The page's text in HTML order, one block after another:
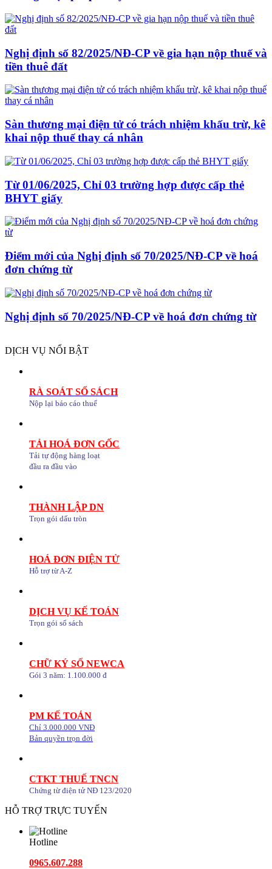
Nghị định số 82/2025/NĐ-CP về gia hạn nộp thuế và
tiền thuê đất
Sàn thương mại điện tử có trách nhiệm khấu trừ, kê
khai nộp thuế thay cá nhân
Từ 01/06/2025, Chỉ 03 trường hợp được cấp thẻ
BHYT giấy
Điểm mới của Nghị định số 70/2025/NĐ-CP về hoá
đơn chứng từ
Nghị định số 70/2025/NĐ-CP về hoá đơn chứng từ
DỊCH VỤ NỔI BẬT
RÀ SOÁT SỔ SÁCH
Nộp lại báo cáo thuế
TẢI HOÁ ĐƠN GỐC
Tải tự động hàng loạt
đầu ra đầu vào
THÀNH LẬP DN
Trọn gói dấu tròn
HOÁ ĐƠN ĐIỆN TỬ
Hỗ trợ từ A-Z
DỊCH VỤ KẾ TOÁN
Trọn gói sổ sách
CHỮ KÝ SỐ NEWCA
Gói 3 năm: 1.100.000 đ
PM KẾ TOÁN
Chỉ 3.000.000 VNĐ
Bản quyền trọn đời
CTKT THUẾ TNCN
Chứng từ điện tử NĐ 123/2020
HỖ TRỢ TRỰC TUYẾN
Hotline
0965.607.288